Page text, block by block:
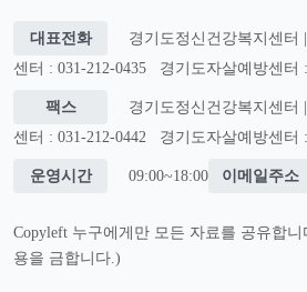
대표전화
경기도정신건강복지센터
센터 : 031-212-0435
경기도자살예방센터
팩스
경기도정신건강복지센터
센터 : 031-212-0442
경기도자살예방센터
운영시간 09:00~18:00 이메일주소
Copyleft 누구에게만 모든 자료를 공유합
용을 금합니다.)